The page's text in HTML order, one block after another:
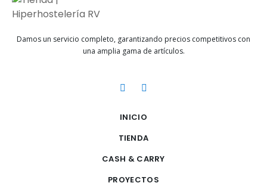
Damos un servicio completo, garantizando precios competitivos con
una amplia gama de artículos.
INICIO
TIENDA
CASH & CARRY
PROYECTOS